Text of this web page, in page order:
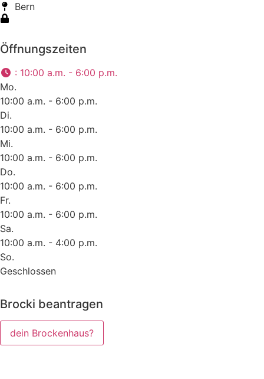
Bern
Öffnungszeiten
: 10:00 a.m. - 6:00 p.m.
Mo.
10:00 a.m. - 6:00 p.m.
Di.
10:00 a.m. - 6:00 p.m.
Mi.
10:00 a.m. - 6:00 p.m.
Do.
10:00 a.m. - 6:00 p.m.
Fr.
10:00 a.m. - 6:00 p.m.
Sa.
10:00 a.m. - 4:00 p.m.
So.
Geschlossen
Brocki beantragen
dein Brockenhaus?